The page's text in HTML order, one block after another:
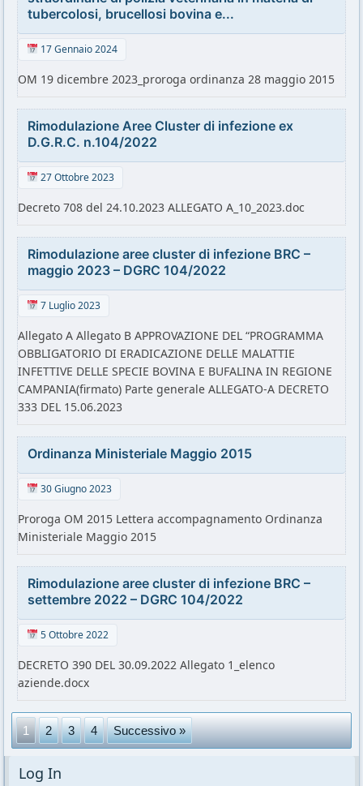
tubercolosi, brucellosi bovina e...
17 Gennaio 2024
OM 19 dicembre 2023_proroga ordinanza 28 maggio 2015
Rimodulazione Aree Cluster di infezione ex
D.G.R.C. n.104/2022
27 Ottobre 2023
Decreto 708 del 24.10.2023 ALLEGATO A_10_2023.doc
Rimodulazione aree cluster di infezione BRC –
maggio 2023 – DGRC 104/2022
7 Luglio 2023
Allegato A Allegato B APPROVAZIONE DEL “PROGRAMMA
OBBLIGATORIO DI ERADICAZIONE DELLE MALATTIE
INFETTIVE DELLE SPECIE BOVINA E BUFALINA IN REGIONE
CAMPANIA(firmato) Parte generale ALLEGATO-A DECRETO
333 DEL 15.06.2023
Ordinanza Ministeriale Maggio 2015
30 Giugno 2023
Proroga OM 2015 Lettera accompagnamento Ordinanza
Ministeriale Maggio 2015
Rimodulazione aree cluster di infezione BRC –
settembre 2022 – DGRC 104/2022
5 Ottobre 2022
DECRETO 390 DEL 30.09.2022 Allegato 1_elenco
aziende.docx
1 2 3 4 Successivo »
Log In